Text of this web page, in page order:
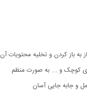
به باز کردن و تخلیه محتویات آن
کوچک و ... به صورت منظم
و جابه جایی آسان